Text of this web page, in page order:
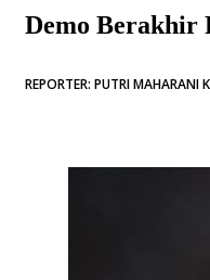
Demo Berakhir
REPORTER: PUTRI